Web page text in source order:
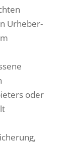
Urheber-
oder